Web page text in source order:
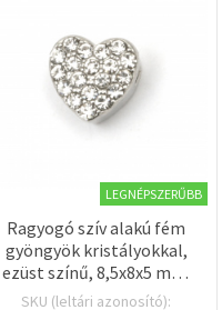
LEGNÉPSZERŰBB
Ragyogó szív alakú fém
gyöngyök kristályokkal,
ezüst színű, 8,5x8x5 mm,
furat: 1,5 mm – 5 db
SKU (leltári azonosító):